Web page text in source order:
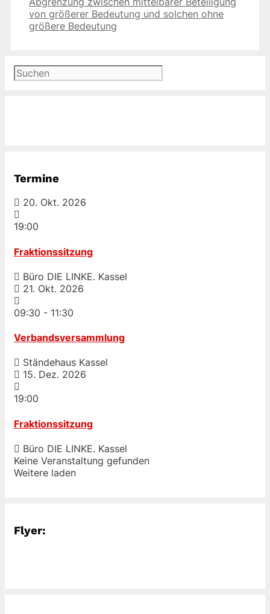
von größerer Bedeutung und solchen ohne
größere Bedeutung
Suchen
Termine
20. Okt. 2026
19:00
Fraktionssitzung
Büro DIE LINKE. Kassel
21. Okt. 2026
09:30 - 11:30
Verbandsversammlung
Ständehaus Kassel
15. Dez. 2026
19:00
Fraktionssitzung
Büro DIE LINKE. Kassel
Keine Veranstaltung gefunden
Weitere laden
Flyer: